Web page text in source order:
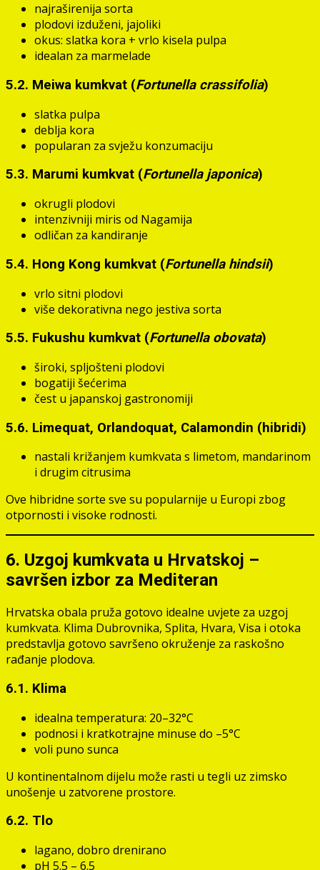
najraširenija sorta
plodovi izduženi, jajoliki
okus: slatka kora + vrlo kisela pulpa
idealan za marmelade
5.2. Meiwa kumkvat (Fortunella crassifolia)
slatka pulpa
deblja kora
popularan za svježu konzumaciju
5.3. Marumi kumkvat (Fortunella japonica)
okrugli plodovi
intenzivniji miris od Nagamija
odličan za kandiranje
5.4. Hong Kong kumkvat (Fortunella hindsii)
vrlo sitni plodovi
više dekorativna nego jestiva sorta
5.5. Fukushu kumkvat (Fortunella obovata)
široki, spljošteni plodovi
bogatiji šećerima
čest u japanskoj gastronomiji
5.6. Limequat, Orlandoquat, Calamondin (hibridi)
nastali križanjem kumkvata s limetom, mandarinom
i drugim citrusima
Ove hibridne sorte sve su popularnije u Europi zbog
otpornosti i visoke rodnosti.
6. Uzgoj kumkvata u Hrvatskoj –
savršen izbor za Mediteran
Hrvatska obala pruža gotovo idealne uvjete za uzgoj
kumkvata. Klima Dubrovnika, Splita, Hvara, Visa i otoka
predstavlja gotovo savršeno okruženje za raskošno
rađanje plodova.
6.1. Klima
idealna temperatura: 20–32°C
podnosi i kratkotrajne minuse do –5°C
voli puno sunca
U kontinentalnom dijelu može rasti u tegli uz zimsko
unošenje u zatvorene prostore.
6.2. Tlo
lagano, dobro drenirano
pH 5.5 – 6.5